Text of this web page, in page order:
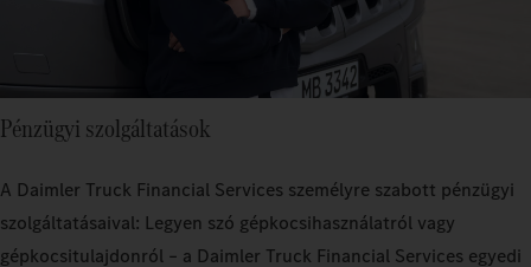
Pénzügyi szolgáltatások
A Daimler Truck Financial Services személyre szabott pénzügyi
szolgáltatásaival: Legyen szó gépkocsihasználatról vagy
gépkocsitulajdonról – a Daimler Truck Financial Services egyedi